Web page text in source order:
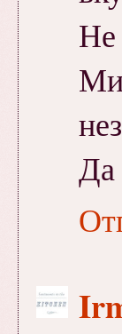
Да